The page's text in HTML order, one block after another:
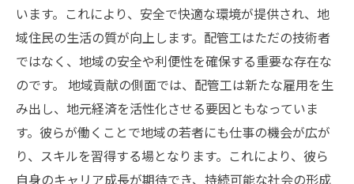
います。これにより、安全で快適な環境が提供され、地
域住民の生活の質が向上します。配管工はただの技術者
ではなく、地域の安全や利便性を確保する重要な存在な
のです。 地域貢献の側面では、配管工は新たな雇用を生
み出し、地元経済を活性化させる要因ともなっていま
す。彼らが働くことで地域の若者にも仕事の機会が広が
り、スキルを習得する場となります。これにより、彼ら
自身のキャリア成長が期待でき、持続可能な社会の形成